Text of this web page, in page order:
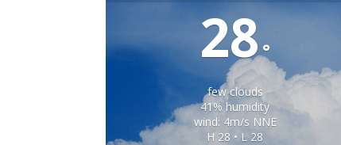
28°
few clouds
41% humidity
wind: 4m/s NNE
H 28 • L 28